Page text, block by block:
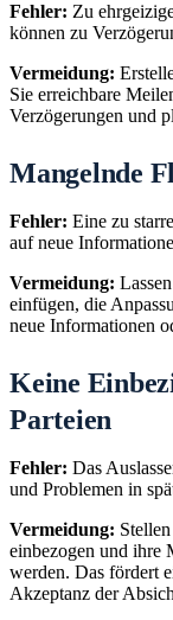
Fehler: Zu
können zu
Vermeidung:
Sie erreichbare
Verzögerungen und
Mangelnde
Fehler: Eine zu
auf neue
Vermeidung:
einfügen, die
neue Informationen
Keine
Parteien
Fehler: Das
und Problemen in
Vermeidung:
einbezogen und ihre
werden. Das fördert
Akzeptanz der